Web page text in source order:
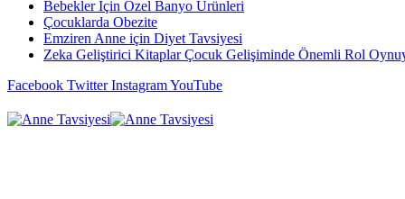
Bebekler İçin Özel Banyo Ürünleri
Çocuklarda Obezite
Emziren Anne için Diyet Tavsiyesi
Zeka Geliştirici Kitaplar Çocuk Gelişiminde Önemli Rol
Facebook Twitter InstagramYouTube